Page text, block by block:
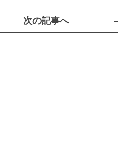
次の記事へ